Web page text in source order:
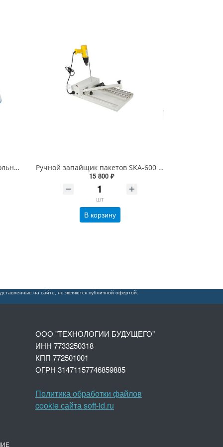
Запайщик CAS CXP 300/5 настольный ручной без ножа
Ручной запайщик пакетов SKA-600 с феном (импульсный, шов 1 мм, длина 600 мм)
15 800 ₽
шт
В корзину
на сайте, не являются публичной офертой.
ООО "ТЕХНОЛОГИИ БУДУЩЕГО"
ИНН 7733250318
КПП 772501001
ОГРН 31471157746859885
Политика обработки файлов
cookie сайта soft-id.ru